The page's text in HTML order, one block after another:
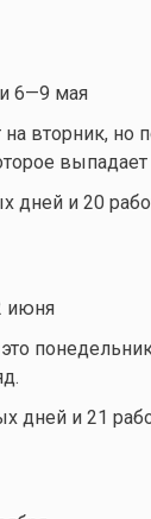
6—9 мая
вторник, но
дней и 20
июня
дней и 21